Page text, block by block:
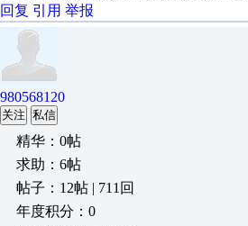
回复 引用 举报
980568120
关注 私信
精华：0帖
求助：6帖
帖子：12帖 | 711回
年度积分：0